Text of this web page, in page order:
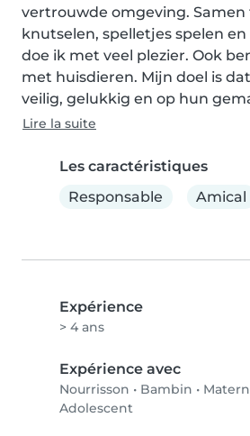
vertrouwde omgeving. Samen
knutselen, spelletjes spelen
doe ik met veel plezier. Ook
met huisdieren. Mijn doel is
veilig, gelukkig en op hun
Lire la suite
Les caractéristiques
Responsable
Amical
Expérience
> 4 ans
Expérience avec
Nourrisson • Bambin •
Adolescent